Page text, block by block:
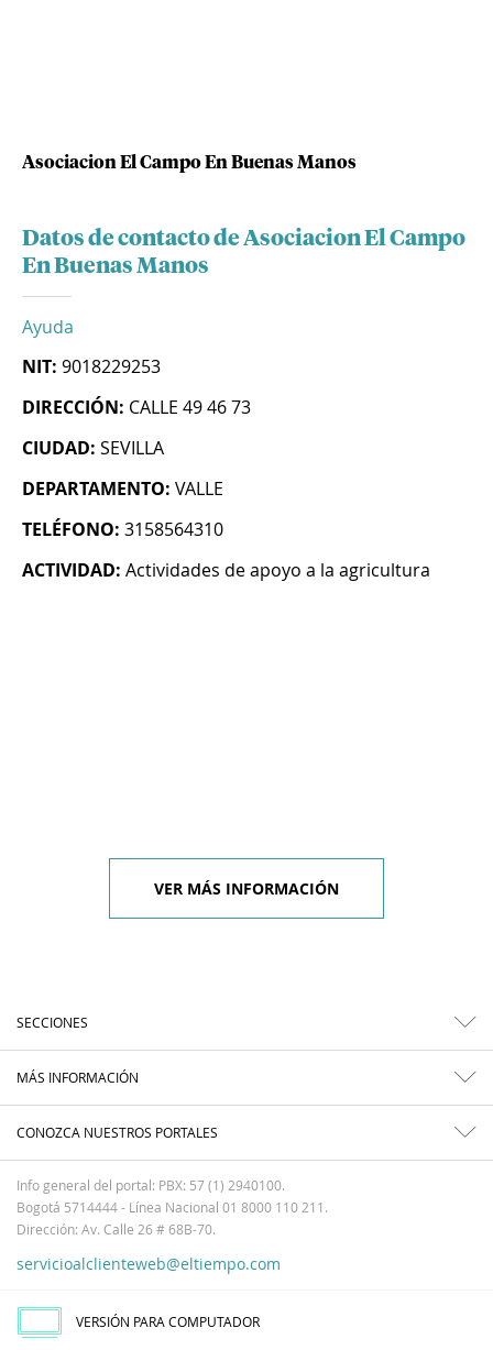
Asociacion El Campo En Buenas Manos
Datos de contacto de Asociacion El Campo
En Buenas Manos
Ayuda
NIT: 9018229253
DIRECCIÓN: CALLE 49 46 73
CIUDAD: SEVILLA
DEPARTAMENTO: VALLE
TELÉFONO: 3158564310
ACTIVIDAD: Actividades de apoyo a la agricultura
VER MÁS INFORMACIÓN
SECCIONES
MÁS INFORMACIÓN
CONOZCA NUESTROS PORTALES
Info general del portal: PBX: 57 (1) 2940100.
Bogotá 5714444 - Línea Nacional 01 8000 110 211.
Dirección: Av. Calle 26 # 68B-70.
servicioalclienteweb@eltiempo.com
VERSIÓN PARA COMPUTADOR